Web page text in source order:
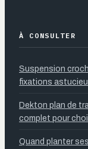
À CONSULTER
Suspension
fixations
Dekton plan de
complet pour
Quand planter